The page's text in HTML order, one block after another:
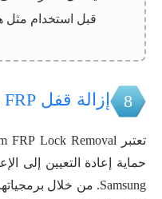
قبل استخدام مثل
8 إزالة قفل FRP باستخدام Realterm